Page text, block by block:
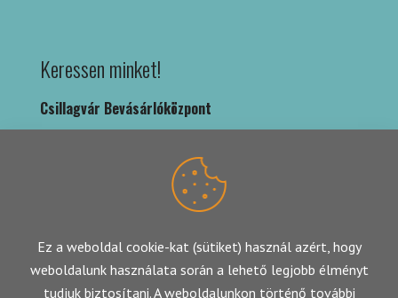
Keressen minket!
Csillagvár Bevásárlóközpont
Adatkezelési Tájékoztató
Ez a weboldal cookie-kat (sütiket) használ azért, hogy
weboldalunk használata során a lehető legjobb élményt
tudjuk biztosítani. A weboldalunkon történő további